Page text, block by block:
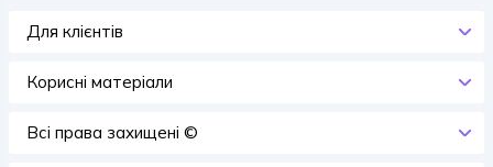
Для клієнтів
Корисні матеріали
Всi права захищенi ©